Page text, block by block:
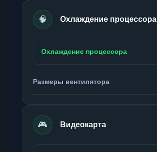
🧠 Охлаждение процессора
Охлаждение процессора
Размеры вентилятора
🎮 Видеокарта